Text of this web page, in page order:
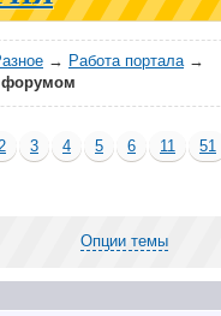
→ Работа портала→
форумом
3 4 5 6 11
51
Опции темы